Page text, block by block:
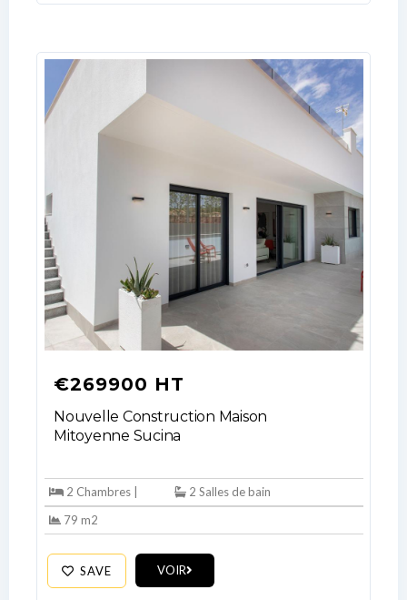
€269900 HT
Nouvelle Construction Maison
Mitoyenne Sucina
2 Chambres |
2 Salles de bain
79 m2
SAVE VOIR
No apps configured. Please contact
Lost your password?